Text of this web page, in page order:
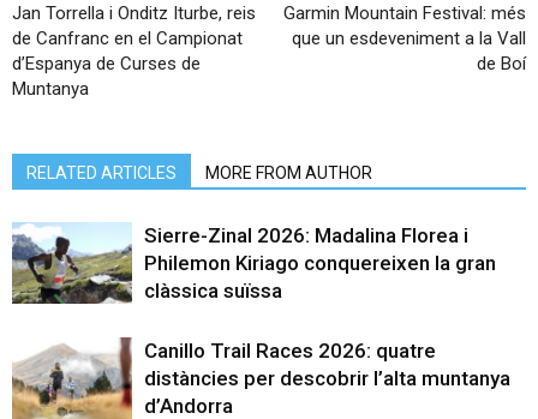
Jan Torrella i Onditz Iturbe, reis
de Canfranc en el Campionat
d’Espanya de Curses de
Muntanya
Garmin Mountain Festival: més
que un esdeveniment a la Vall
de Boí
RELATED ARTICLES MORE FROM AUTHOR
Sierre-Zinal 2026: Madalina Florea i
Philemon Kiriago conquereixen la gran
clàssica suïssa
Canillo Trail Races 2026: quatre
distàncies per descobrir l’alta muntanya
d’Andorra